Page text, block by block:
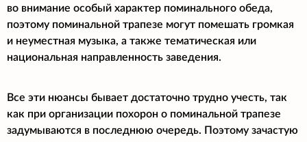
во внимание особый характер поминального обеда,
поэтому поминальной трапезе могут помешать громкая
и неуместная музыка, а также тематическая или
национальная направленность заведения.
Все эти нюансы бывает достаточно трудно учесть, так
как при организации похорон о поминальной трапезе
задумываются в последнюю очередь. Поэтому зачастую